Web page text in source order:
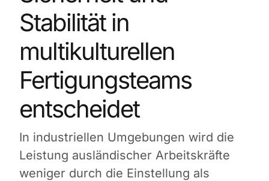
Stabilität in
multikulturellen
Fertigungsteams
entscheidet
In industriellen Umgebungen wird die
Leistung ausländischer Arbeitskräfte
weniger durch die Einstellung als